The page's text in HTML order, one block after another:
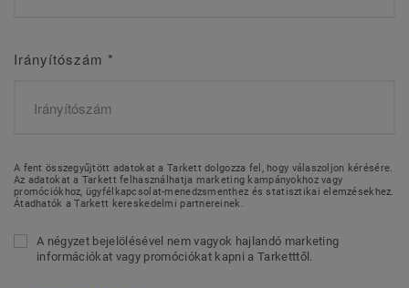
Irányítószám *
A fent összegyűjtött adatokat a Tarkett dolgozza fel, hogy válaszoljon kérésére.
Az adatokat a Tarkett felhasználhatja marketing kampányokhoz vagy
promóciókhoz, ügyfélkapcsolat-menedzsmenthez és statisztikai elemzésekhez.
Átadhatók a Tarkett kereskedelmi partnereinek.
A négyzet bejelölésével nem vagyok hajlandó marketing
információkat vagy promóciókat kapni a Tarketttől.